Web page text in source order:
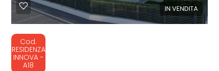
IN VENDITA
Cod.
RESIDENZA
INNOVA -
A18